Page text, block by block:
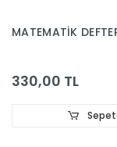
MATEMATİK
330,00 TL